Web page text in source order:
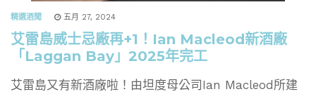
精選酒聞 五月 27, 2024
艾雷島威士忌廠再+1！Ian Macleod新酒廠
「Laggan Bay」2025年完工
艾雷島又有新酒廠啦！由坦度母公司Ian Macleod所建